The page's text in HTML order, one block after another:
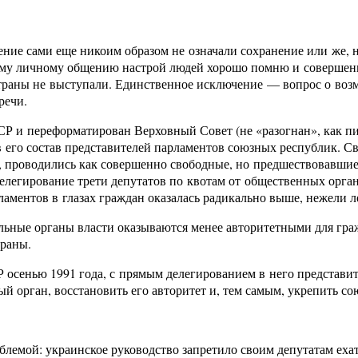
сами еще никоим образом не означали сохранение или же,
личному общению настрой людей хорошо помню и
не выступали. Единственное исключение — вопрос о
и переформатирован Верховный Совет (не «разогнан», как
состав представителей парламентов союзных республик.
проводились как совершенно свободные, но
трети депутатов по квотам от общественных
в глазах граждан оказалась радикально выше,
органы власти оказываются менее авторитетными для
1991 года, с прямым делегированием в него
орган, восстановить его авторитет и, тем самым, укрепить
украинское руководство запретило своим депутатам